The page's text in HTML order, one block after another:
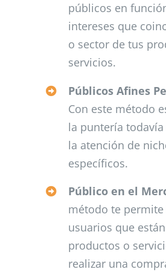
públicos en
intereses que
o sector de tus
servicios.
Públicos Afines
Con este método
la puntería
la atención de
específicos.
Público en el
método te
usuarios que
productos o
realizar una